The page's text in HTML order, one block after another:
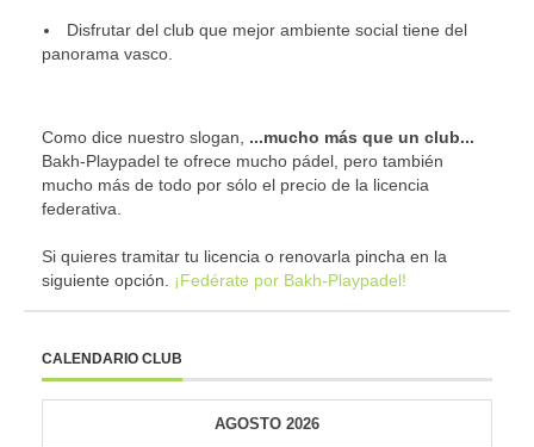
Disfrutar del club que mejor ambiente social tiene del
panorama vasco.
Como dice nuestro slogan, ...mucho más que un club...
Bakh-Playpadel te ofrece mucho pádel, pero también
mucho más de todo por sólo el precio de la licencia
federativa.
Si quieres tramitar tu licencia o renovarla pincha en la
siguiente opción.
¡Fedérate por Bakh-Playpadel!
CALENDARIO CLUB
AGOSTO 2026